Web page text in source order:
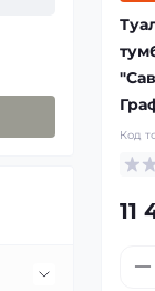
Код
11